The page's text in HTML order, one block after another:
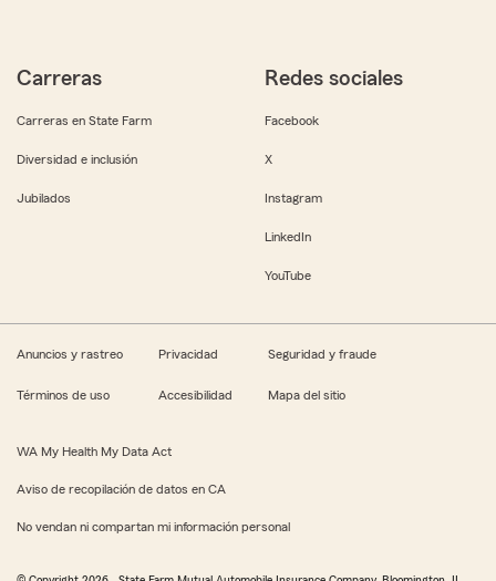
Carreras
Carreras en State Farm
Diversidad e inclusión
Jubilados
Redes sociales
Facebook
X
Instagram
LinkedIn
YouTube
Anuncios y rastreo Privacidad Seguridad y fraude
Términos de uso Accesibilidad Mapa del sitio
WA My Health My Data Act
Aviso de recopilación de datos en CA
No vendan ni compartan mi información personal